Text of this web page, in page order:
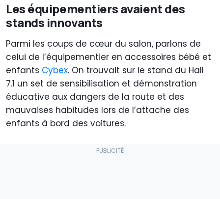
Les équipementiers avaient des
stands innovants
Parmi les coups de cœur du salon, parlons de
celui de l’équipementier en accessoires bébé et
enfants Cybex. On trouvait sur le stand du Hall
7.1 un set de sensibilisation et démonstration
éducative aux dangers de la route et des
mauvaises habitudes lors de l’attache des
enfants à bord des voitures.